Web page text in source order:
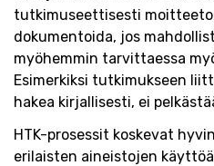
tutkimuseettisesti
dokumentoida, jos
myöhemmin tarvittaessa
Esimerkiksi tutkimukseen
hakea kirjallisesti, ei
HTK-prosessit koskevat
erilaisten aineistojen